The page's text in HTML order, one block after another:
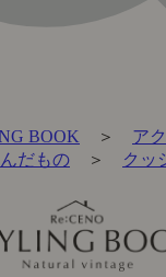
BOOK ＞ ア
だもの ＞ クッ